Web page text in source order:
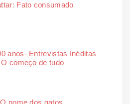
Fato consumado
anos- Entrevistas Inéditas
começo de tudo